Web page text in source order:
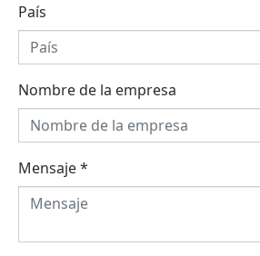
País
Nombre de la empresa
Mensaje*